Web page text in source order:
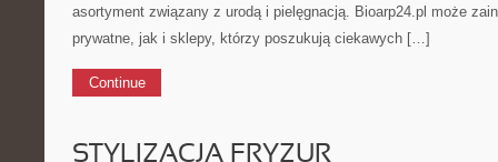
asortyment związany z urodą i pielęgnacją. Bioarp24.pl może
prywatne, jak i sklepy, którzy poszukują ciekawych […]
Continue
STYLIZACJA FRYZUR